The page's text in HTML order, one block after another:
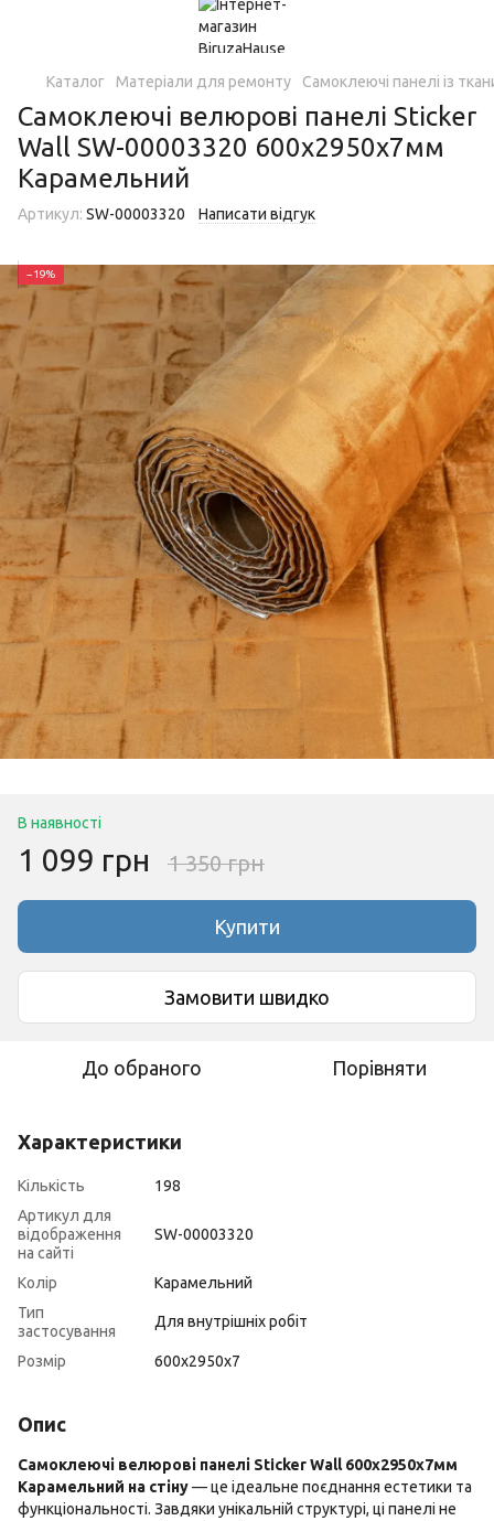
Каталог Матеріали для ремонту Самоклеючі панелі із
Самоклеючі велюрові панелі Sticker
Wall SW-00003320 600х2950х7мм
Карамельний
Артикул: SW-00003320 Написати відгук
−19%
В наявності
1 099 грн 1 350 грн
Купити
Замовити швидко
До обраного Порівняти
Характеристики
Кількість
198
Артикул для
відображення
на сайті
SW-00003320
Колір
Карамельний
Тип
застосування
Для внутрішніх робіт
Розмір 600х2950х7
Опис
Самоклеючі велюрові панелі Sticker Wall 600х2950х7мм
Карамельний на стіну— це ідеальне поєднання естетики та
функціональності. Завдяки унікальній структурі, ці панелі не